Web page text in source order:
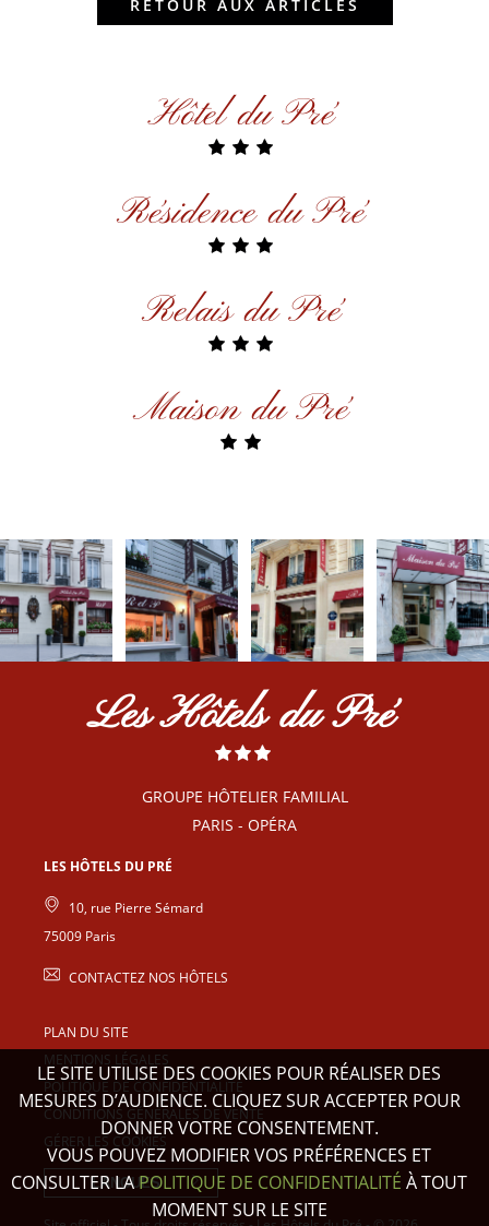
RETOUR AUX ARTICLES
LE SITE UTILISE DES COOKIES POUR RÉALISER DES
MESURES D’AUDIENCE. CLIQUEZ SUR ACCEPTER POUR
DONNER VOTRE CONSENTEMENT.
VOUS POUVEZ MODIFIER VOS PRÉFÉRENCES ET
CONSULTER LAPOLITIQUE DE CONFIDENTIALITÉ À TOUT
MOMENT SUR LE SITE
Hôtel du Pré
Résidence du Pré
Relais du Pré
Maison du Pré
Les Hôtels du Pré
GROUPE HÔTELIER FAMILIAL
PARIS - OPÉRA
LES HÔTELS DU PRÉ
10, rue Pierre Sémard
75009 Paris
CONTACTEZ NOS HÔTELS
PLAN DU SITE
MENTIONS LÉGALES
POLITIQUE DE CONFIDENTIALITÉ
CONDITIONS GÉNÉRALES DE VENTE
GÉRER LES COOKIES
LANGUES